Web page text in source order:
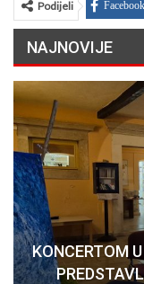
Podijeli Facebook
NAJNOVIJE
KONCERTOM